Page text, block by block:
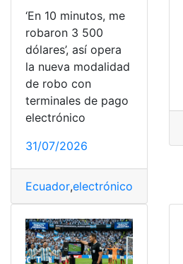
‘En 10 minutos, me
robaron 3 500
dólares’, así opera
la nueva modalidad
de robo con
terminales de pago
electrónico
31/07/2026
Ecuador,electrónico